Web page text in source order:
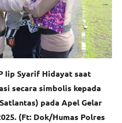
Iip Syarif Hidayat saat
secara simbolis kepada
pada Apel Gelar
(Ft: Dok/Humas Polres